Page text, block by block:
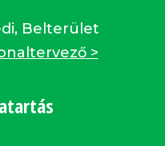
Belterület
>